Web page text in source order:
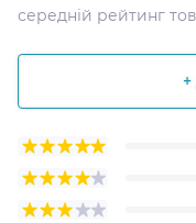
середній рейтинг